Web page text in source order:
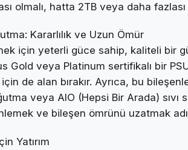
olmalı, hatta 2TB veya daha
Kararlılık ve Uzun Ömür
için yeterli güce sahip, kaliteli bir
Gold veya Platinum sertifikalı bir
de alan bırakır. Ayrıca, bu
veya AIO (Hepsi Bir Arada) sıvı
ve bileşen ömrünü uzatmak
Yatırım